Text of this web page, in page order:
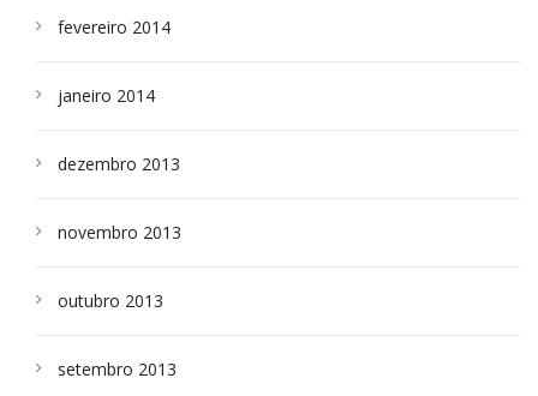
fevereiro 2014
janeiro 2014
dezembro 2013
novembro 2013
outubro 2013
setembro 2013